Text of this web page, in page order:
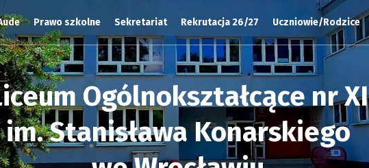
Ogólnokształcące nr XI
im. Stanisława Konarskiego
Prawo szkolne Sekretariat Rekrutacja 26/27 Uczniowie/Rodzice